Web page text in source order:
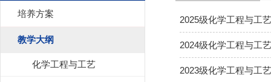
培养方案
教学大纲
化学工程与工艺
2025级化学工程与工
2024级化学工程与工
2023级化学工程与工